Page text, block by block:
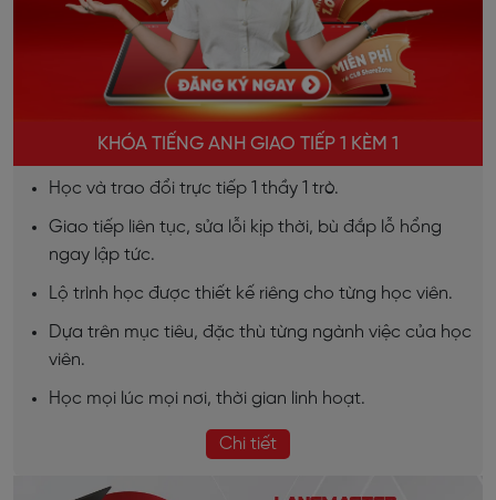
KHÓA TIẾNG ANH GIAO TIẾP 1 KÈM 1
Học và trao đổi trực tiếp 1 thầy 1 trò.
Giao tiếp liên tục, sửa lỗi kịp thời, bù đắp lỗ hổng
ngay lập tức.
Lộ trình học được thiết kế riêng cho từng học viên.
Dựa trên mục tiêu, đặc thù từng ngành việc của học
viên.
Học mọi lúc mọi nơi, thời gian linh hoạt.
Chi tiết